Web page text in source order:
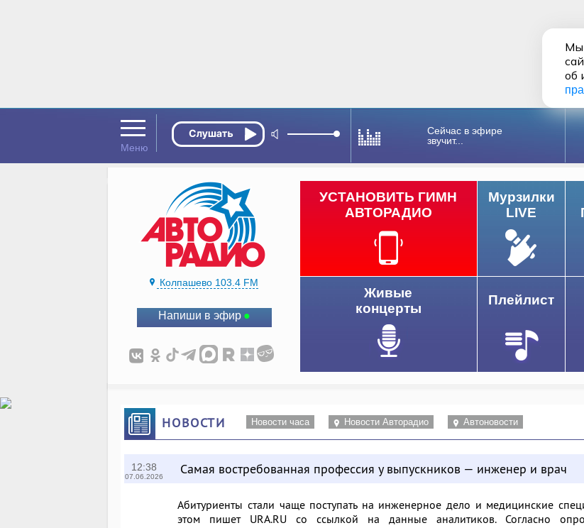
Сейчас в эфире
звучит...
Колпашево 103.4 FM
Напиши в эфир
УСТАНОВИТЬ ГИМН
АВТОРАДИО
Мурзилки
LIVE
Живые
концерты
Плейлист
НОВОСТИ Новости часа Новости Авторадио Автоновости
12:38
07.06.2026 Самая востребованная профессия у выпускников — инженер и врач
Абитуриенты стали чаще поступать на инженерное дело и медицинские
этом пишет URA.RU со ссылкой на данные аналитиков. Согласно
Мы
об